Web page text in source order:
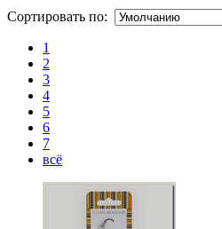
Сортировать по:
1
2
3
4
5
6
7
всё